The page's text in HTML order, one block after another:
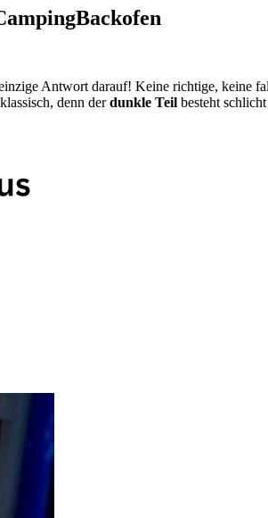
Antwort darauf! Keine richtige, keine
denn derdunkle Teil besteht